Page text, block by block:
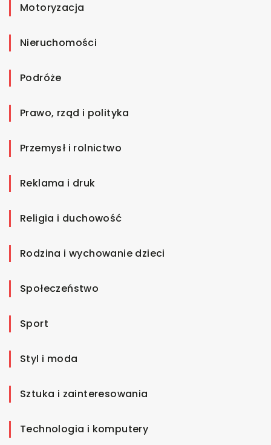
Motoryzacja
Nieruchomości
Podróże
Prawo, rząd i polityka
Przemysł i rolnictwo
Reklama i druk
Religia i duchowość
Rodzina i wychowanie dzieci
Społeczeństwo
Sport
Styl i moda
Sztuka i zainteresowania
Technologia i komputery